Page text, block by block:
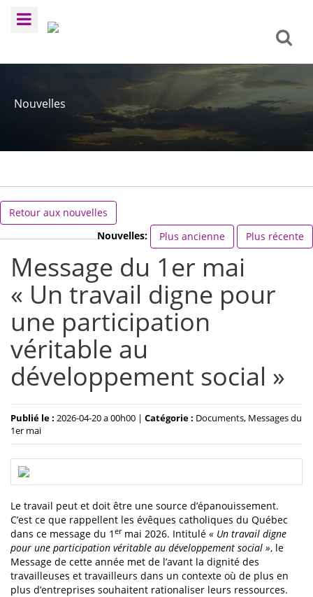
Nouvelles
Retour aux nouvelles
Nouvelles:
Plus ancienne Plus récente
Message du 1er mai
« Un travail digne pour
une participation
véritable au
développement social »
Publié le : 2026-04-20 a 00h00 | Catégorie : Documents, Messages du
1er mai
Le travail peut et doit être une source d’épanouissement.
C’est ce que rappellent les évêques catholiques du Québec
dans ce message du 1 ermai 2026. Intitulé « Un travail digne
pour une participation véritable au développement social », le
Message de cette année met de l’avant la dignité des
travailleuses et travailleurs dans un contexte où de plus en
plus d’entreprises souhaitent rationaliser leurs ressources.